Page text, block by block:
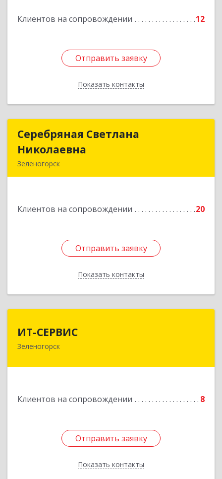
Клиентов на сопровождении 12
Отправить заявку
Показать контакты
Отправить заявку
Назад
Серебряная Светлана
Николаевна
Зеленогорск
Клиентов на сопровождении 20
Отправить заявку
Показать контакты
Серебряная Светлана
Подробнее
Отправить заявку
Назад
ИТ-СЕРВИС
Зеленогорск
Клиентов на сопровождении 8
Отправить заявку
Показать контакты
663690, Красноярский край, Зеленогорск г,
Отправить заявку
Назад